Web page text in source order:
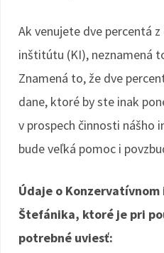
Ak venujete dve percentá
inštitútu (KI), neznamená
Znamená to, že dve
dane, ktoré by ste inak
v prospech činnosti nášho
bude veľká pomoc i
Údaje o
Štefánika, ktoré je pri
potrebné uviesť: